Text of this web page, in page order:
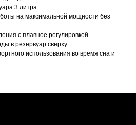
3 литра
на максимальной мощности без
с плавное регулировкой
в резервуар сверху
использования во время сна и